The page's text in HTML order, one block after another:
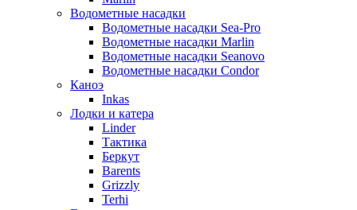
Водометные насадки
Водометные насадки Sea-Pro
Водометные насадки Marlin
Водометные насадки Seanovo
Водометные насадки Condor
Каноэ
Inkas
Лодки и катера
Linder
Тактика
Беркут
Barents
Grizzly
Terhi